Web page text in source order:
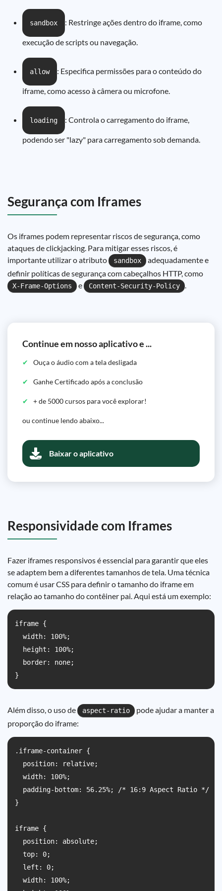
sandbox : Restringe ações dentro do iframe, como
execução de scripts ou navegação.
allow : Especifica permissões para o conteúdo do
iframe, como acesso à câmera ou microfone.
loading : Controla o carregamento do iframe,
podendo ser "lazy" para carregamento sob demanda.
Segurança com Iframes
Os iframes podem representar riscos de segurança, como
ataques de clickjacking. Para mitigar esses riscos, é
importante utilizar o atributo
sandbox
adequadamente e
definir políticas de segurança com cabeçalhos HTTP, como
X-Frame-Options e Content-Security-Policy .
Continue em nosso aplicativo e ...
Ouça o áudio com a tela desligada
Ganhe Certificado após a conclusão
+ de 5000 cursos para você explorar!
ou continue lendo abaixo...
Baixar o aplicativo
Responsividade com Iframes
Fazer iframes responsivos é essencial para garantir que eles
se adaptem bem a diferentes tamanhos de tela. Uma técnica
comum é usar CSS para definir o tamanho do iframe em
relação ao tamanho do contêiner pai. Aqui está um exemplo:
iframe {
  width: 100%;
  height: 100%;
  border: none;
}
Além disso, o uso de aspect-ratio
pode ajudar a manter a
proporção do iframe:
.iframe-container {
  position: relative;
  width: 100%;
  padding-bottom: 56.25%; /* 16:9 Aspect Ratio */
}
iframe {
  position: absolute;
  top: 0;
  left: 0;
  width: 100%;